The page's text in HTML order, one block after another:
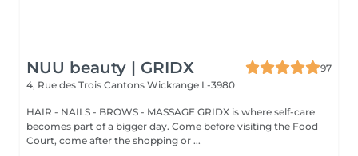
NUU beauty | GRIDX
97
4, Rue des Trois Cantons Wickrange L-3980
HAIR - NAILS - BROWS - MASSAGE GRIDX is where self-care
becomes part of a bigger day. Come before visiting the Food
Court, come after the shopping or ...